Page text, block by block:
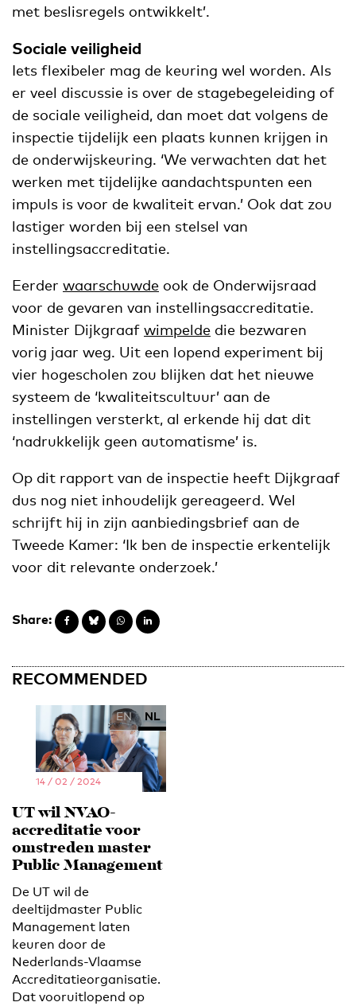
met beslisregels ontwikkelt’.
Sociale veiligheid
Iets flexibeler mag de keuring wel worden. Als
er veel discussie is over de stagebegeleiding of
de sociale veiligheid, dan moet dat volgens de
inspectie tijdelijk een plaats kunnen krijgen in
de onderwijskeuring. ‘We verwachten dat het
werken met tijdelijke aandachtspunten een
impuls is voor de kwaliteit ervan.’ Ook dat zou
lastiger worden bij een stelsel van
instellingsaccreditatie.
Eerder waarschuwde ook de Onderwijsraad
voor de gevaren van instellingsaccreditatie.
Minister Dijkgraaf wimpelde die bezwaren
vorig jaar weg. Uit een lopend experiment bij
vier hogescholen zou blijken dat het nieuwe
systeem de ‘kwaliteitscultuur’ aan de
instellingen versterkt, al erkende hij dat dit
‘nadrukkelijk geen automatisme’ is.
Op dit rapport van de inspectie heeft Dijkgraaf
dus nog niet inhoudelijk gereageerd. Wel
schrijft hij in zijn aanbiedingsbrief aan de
Tweede Kamer: ‘Ik ben de inspectie erkentelijk
voor dit relevante onderzoek.’
Share:
RECOMMENDED
EN NL
14 / 02 / 2024
UT wil NVAO-
accreditatie voor
omstreden master
Public Management
De UT wil de
deeltijdmaster Public
Management laten
keuren door de
Nederlands-Vlaamse
Accreditatieorganisatie.
Dat vooruitlopend op